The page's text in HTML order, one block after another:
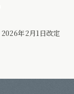
2026年2月1日改定